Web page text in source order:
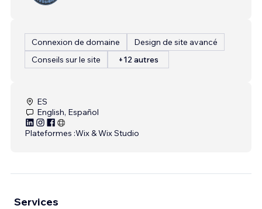
Connexion de domaine
Design de site avancé
Conseils sur le site
+12 autres
ES
English, Español
Plateformes :Wix & Wix Studio
Services